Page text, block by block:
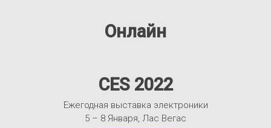
Онлайн
CES 2022
Ежегодная выставка электроники
5 – 8 Января, Лас Вегас